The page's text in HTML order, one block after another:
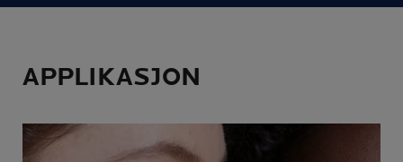
APPLIKASJON